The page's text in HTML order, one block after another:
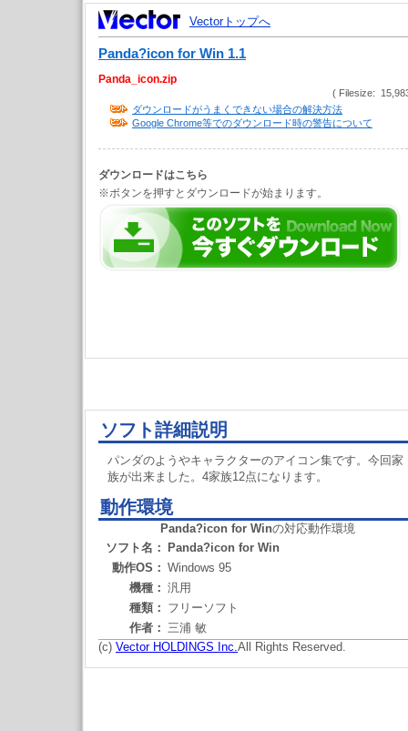
Vectorトップへ
Panda?icon for Win 1.1
Panda_icon.zip
( Filesize:
ダウンロードがうまくできない場合の解決方法
Google Chrome等でのダウンロード時の警告について
ダウンロードはこちら
※ボタンを押すとダウンロードが始まります。
ソフト詳細説明
パンダのようやキャラクターのアイコン集です。今回家
族が出来ました。4家族12点になります。
動作環境
Panda?icon for Winの対応動作環境
ソフト名：
Panda?icon for Win
動作OS： Windows 95
機種： 汎用
種類： フリーソフト
作者： 三浦 敏
(c) Vector HOLDINGS Inc.All Rights Reserved.